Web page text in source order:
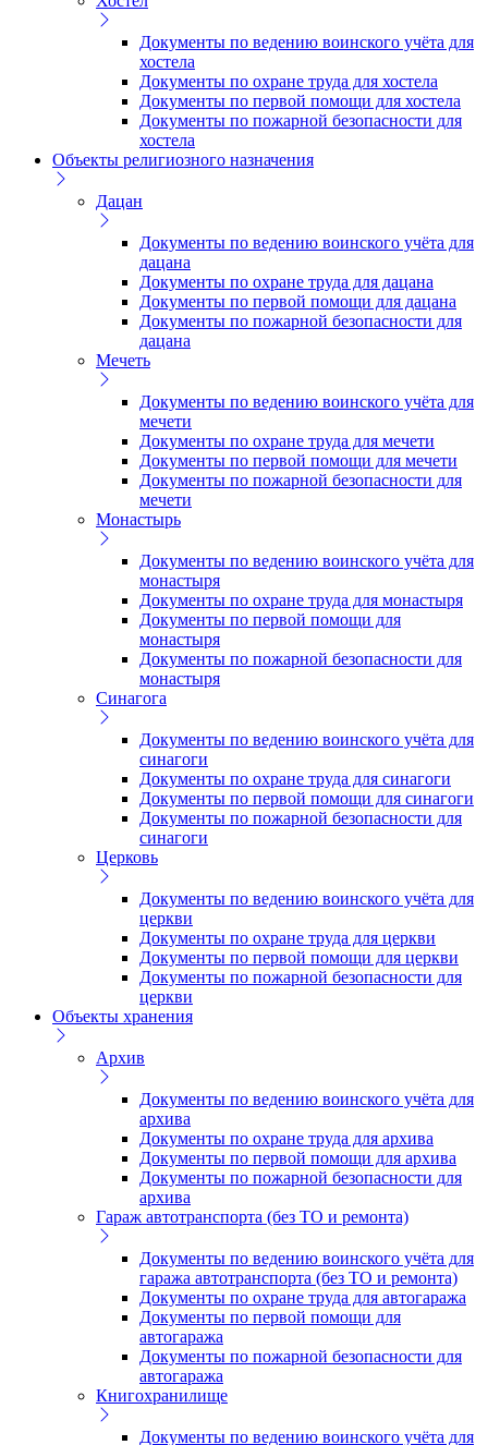
Документы по ведению воинского учёта для
хостела
Документы по охране труда для хостела
Документы по первой помощи для хостела
Документы по пожарной безопасности для
хостела
Объекты религиозного назначения
Дацан
Документы по ведению воинского учёта для
дацана
Документы по охране труда для дацана
Документы по первой помощи для дацана
Документы по пожарной безопасности для
дацана
Мечеть
Документы по ведению воинского учёта для
мечети
Документы по охране труда для мечети
Документы по первой помощи для мечети
Документы по пожарной безопасности для
мечети
Монастырь
Документы по ведению воинского учёта для
монастыря
Документы по охране труда для монастыря
Документы по первой помощи для
монастыря
Документы по пожарной безопасности для
монастыря
Синагога
Документы по ведению воинского учёта для
синагоги
Документы по охране труда для синагоги
Документы по первой помощи для синагоги
Документы по пожарной безопасности для
синагоги
Церковь
Документы по ведению воинского учёта для
церкви
Документы по охране труда для церкви
Документы по первой помощи для церкви
Документы по пожарной безопасности для
церкви
Объекты хранения
Архив
Документы по ведению воинского учёта для
архива
Документы по охране труда для архива
Документы по первой помощи для архива
Документы по пожарной безопасности для
архива
Гараж автотранспорта (без ТО и ремонта)
Документы по ведению воинского учёта для
гаража автотранспорта (без ТО и ремонта)
Документы по охране труда для автогаража
Документы по первой помощи для
автогаража
Документы по пожарной безопасности для
автогаража
Книгохранилище
Документы по ведению воинского учёта для